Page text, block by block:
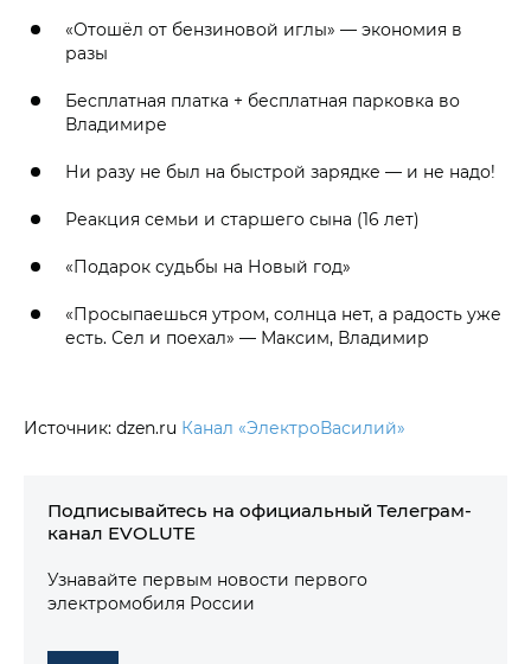
«Отошёл от бензиновой иглы» — экономия в
разы
Бесплатная платка + бесплатная парковка во
Владимире
Ни разу не был на быстрой зарядке — и не надо!
Реакция семьи и старшего сына (16 лет)
«Подарок судьбы на Новый год»
«Просыпаешься утром, солнца нет, а радость уже
есть. Сел и поехал» — Максим, Владимир
Источник: dzen.ru Канал «ЭлектроВасилий»
Подписывайтесь на официальный Телеграм-
канал EVOLUTE
Узнавайте первым новости первого
электромобиля России